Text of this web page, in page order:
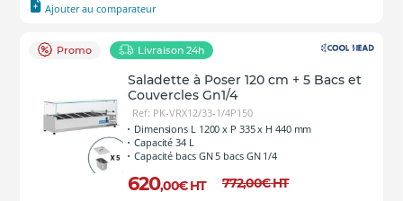
Ajouter au comparateur
Promo Livraison 24h
Saladette à Poser 120 cm + 5 Bacs et
Couvercles Gn1/4
Ref: PK-VRX12/33-1/4P150
Dimensions L 1200 x P 335 x H 440 mm
Capacité 34 L
Capacité bacs GN 5 bacs GN 1/4
620,00€ HT 772,00€HT